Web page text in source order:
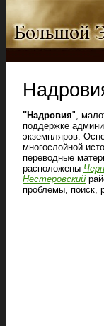
"Надровия",
поддержке
экземпляров.
многослойной
переводные
расположены
Нестеровский
проблемы, поиск,